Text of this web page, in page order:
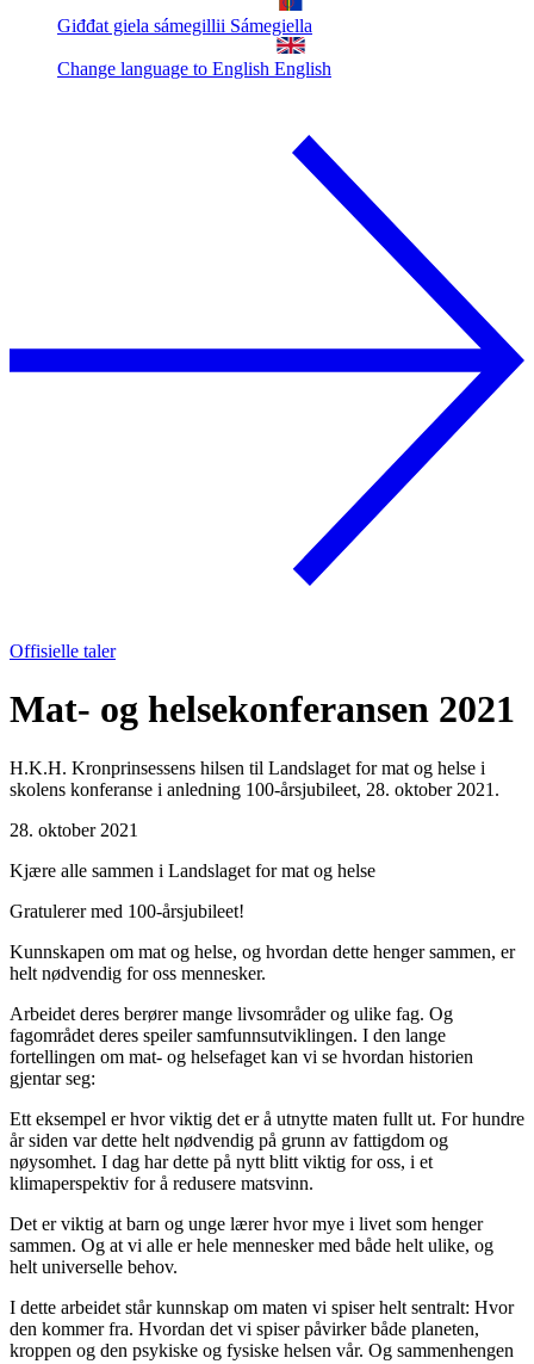
Giđđat giela sámegillii Sámegiella
Change language to English English
Offisielle taler
Mat- og helsekonferansen 2021
H.K.H. Kronprinsessens hilsen til Landslaget for mat og helse i
skolens konferanse i anledning 100-årsjubileet, 28. oktober 2021.
28. oktober 2021
Kjære alle sammen i Landslaget for mat og helse
Gratulerer med 100-årsjubileet!
Kunnskapen om mat og helse, og hvordan dette henger sammen, er
helt nødvendig for oss mennesker.
Arbeidet deres berører mange livsområder og ulike fag. Og
fagområdet deres speiler samfunnsutviklingen. I den lange
fortellingen om mat- og helsefaget kan vi se hvordan historien
gjentar seg:
Ett eksempel er hvor viktig det er å utnytte maten fullt ut. For hundre
år siden var dette helt nødvendig på grunn av fattigdom og
nøysomhet. I dag har dette på nytt blitt viktig for oss, i et
klimaperspektiv for å redusere matsvinn.
Det er viktig at barn og unge lærer hvor mye i livet som henger
sammen. Og at vi alle er hele mennesker med både helt ulike, og
helt universelle behov.
I dette arbeidet står kunnskap om maten vi spiser helt sentralt: Hvor
den kommer fra. Hvordan det vi spiser påvirker både planeten,
kroppen og den psykiske og fysiske helsen vår. Og sammenhengen